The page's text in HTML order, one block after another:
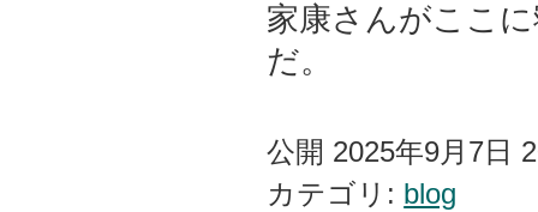
家康さんがここ
だ。
公開 2025年9月7日
カテゴリ: blog